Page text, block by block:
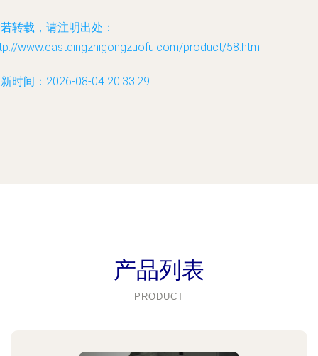
转载，请注明出处：
www.eastdingzhigongzuofu.com/product/58.html
时间：2026-08-04 20:33:29
产品列表
PRODUCT